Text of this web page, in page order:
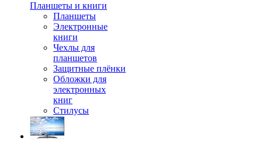
Планшеты и книги
Планшеты
Электронные
книги
Чехлы для
планшетов
Защитные плёнки
Обложки для
электронных
книг
Стилусы